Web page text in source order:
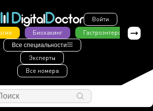
Войти
Биохакинг Гастроэнтерология
Все специальности
Эксперты
Все номера